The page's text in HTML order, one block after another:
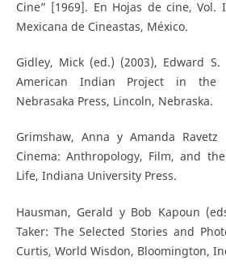
Cine” [1969]. En Hojas de cine, Vol.
Mexicana de Cineastas, México.
Gidley, Mick (ed.) (2003), Edward
American Indian Project in the
Nebrasaka Press, Lincoln, Nebraska.
Grimshaw, Anna y Amanda Ravetz
Cinema: Anthropology, Film, and
Life, Indiana University Press.
Hausman, Gerald y Bob Kapoun
Taker: The Selected Stories and
Curtis, World Wisdon, Bloomington,